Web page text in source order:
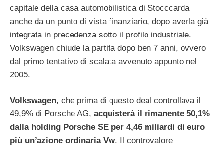
capitale della casa automobilistica di Stocccarda
anche da un punto di vista finanziario, dopo averla già
integrata in precedenza sotto il profilo industriale.
Volkswagen chiude la partita dopo ben 7 anni, ovvero
dal primo tentativo di scalata avvenuto appunto nel
2005.
Volkswagen, che prima di questo deal controllava il
49,9% di Porsche AG, acquisterà il rimanente 50,1%
dalla holding Porsche SE per 4,46 miliardi di euro
più un’azione ordinaria Vw. Il controvalore